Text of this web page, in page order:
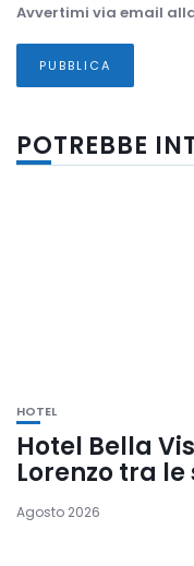
Avvertimi via email
POTREBBE
HOTEL
Hotel Bella
Lorenzo tra le
Agosto 2026